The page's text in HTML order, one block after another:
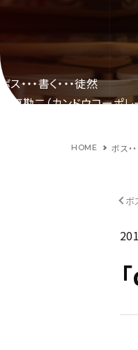
ボス・・・書く・・・徒然
福原勘二（カンドウコーポ
HOME ボス・
ボ